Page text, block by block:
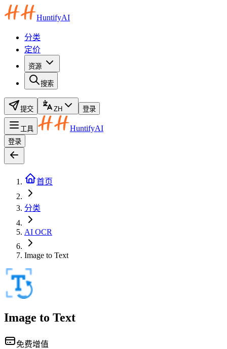
HuntifyAI
分类
定价
资源
搜索
提交 ZH 登录
工具 HuntifyAI
登录
首页
分类
AI OCR
Image to Text
Image to Text
免费增值